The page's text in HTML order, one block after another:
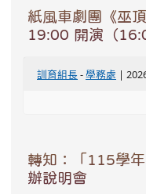
紙風車劇團《巫
19:00 開演（
訓育組長-學務處 |
轉知：「115學
辦說明會